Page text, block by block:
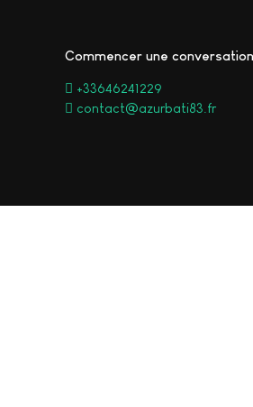
Commencer une conversation
+33646241229
contact@azurbati83.fr